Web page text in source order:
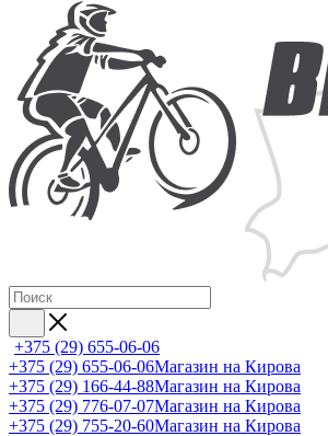
+375 (29) 655-06-06
+375 (29) 655-06-06Магазин на Кирова
+375 (29) 166-44-88Магазин на Кирова
+375 (29) 776-07-07Магазин на Кирова
+375 (29) 755-20-60Магазин на Кирова